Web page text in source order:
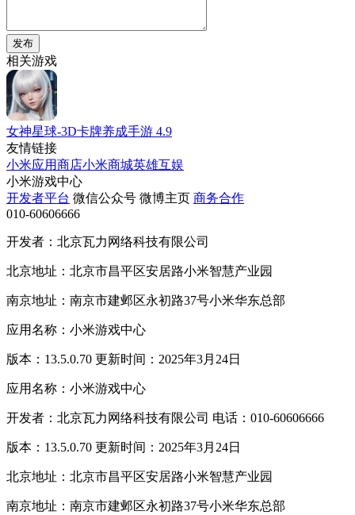
发布
相关游戏
女神星球-3D卡牌养成手游 4.9
友情链接
小米应用商店小米商城英雄互娱
小米游戏中心
开发者平台 微信公众号 微博主页 商务合作
010-60606666
开发者：北京瓦力网络科技有限公司
北京地址：北京市昌平区安居路小米智慧产业园
南京地址：南京市建邺区永初路37号小米华东总部
应用名称：小米游戏中心
版本：13.5.0.70 更新时间：2025年3月24日
应用名称：小米游戏中心
开发者：北京瓦力网络科技有限公司 电话：010-60606666
版本：13.5.0.70 更新时间：2025年3月24日
北京地址：北京市昌平区安居路小米智慧产业园
南京地址：南京市建邺区永初路37号小米华东总部